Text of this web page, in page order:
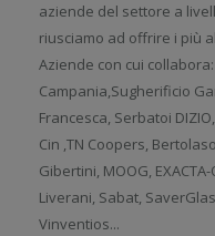
aziende del settore a
riusciamo ad offrire i più
Aziende con cui
Campania,Sugherificio
Francesca, Serbatoi
Cin ,TN Coopers,
Gibertini, MOOG,
Liverani, Sabat,
Vinventios...